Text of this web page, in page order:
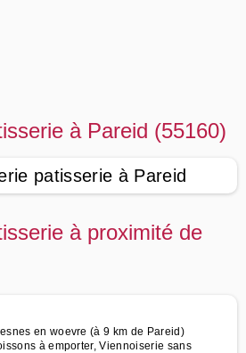
à Pareid (55160)
patisserie à Pareid
à proximité de
en woevre (à 9 km de Pareid)
à emporter, Viennoiserie sans